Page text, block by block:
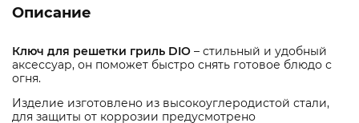
Описание
Ключ для решетки гриль DIO – стильный и удобный
аксессуар, он поможет быстро снять готовое блюдо с
огня.
Изделие изготовлено из высокоуглеродистой стали,
для защиты от коррозии предусмотрено